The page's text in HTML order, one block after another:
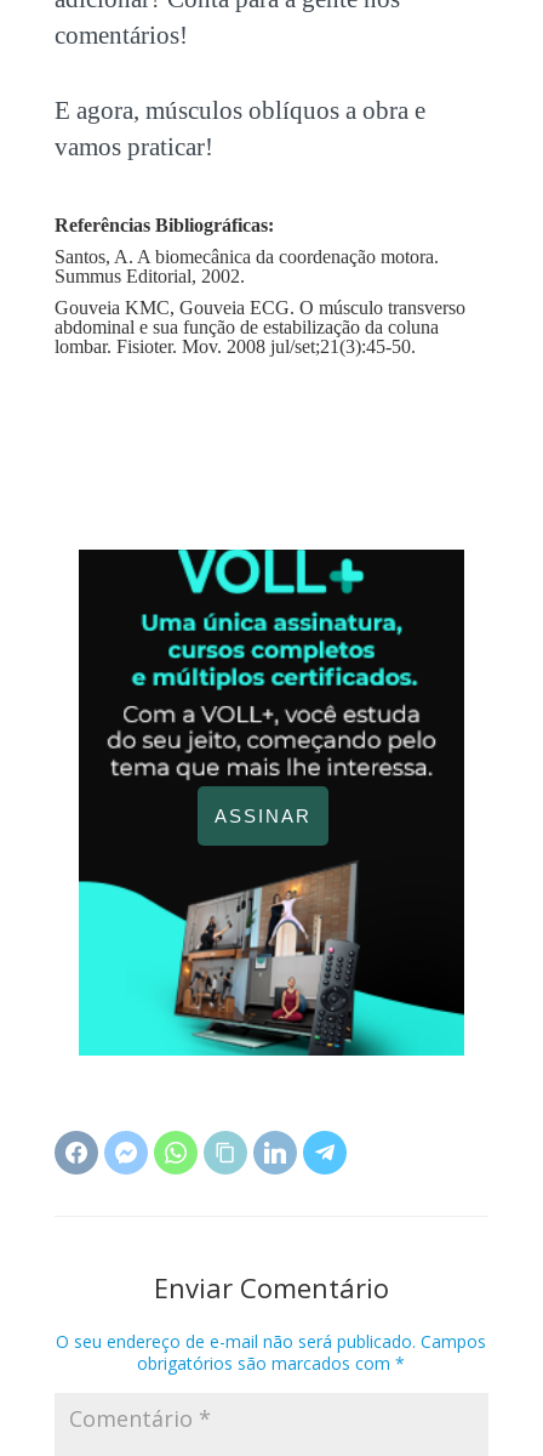
comentários!
E agora, músculos oblíquos a obra e
vamos praticar!
Referências Bibliográficas:
Santos, A. A biomecânica da coordenação motora.
Summus Editorial, 2002.
Gouveia KMC, Gouveia ECG. O músculo transverso
abdominal e sua função de estabilização da coluna
lombar. Fisioter. Mov. 2008 jul/set;21(3):45-50.
ASSINAR
Enviar Comentário
O seu endereço de e-mail não será publicado. Campos
obrigatórios são marcados com*